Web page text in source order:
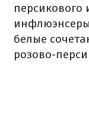
персикового
белые
розово-